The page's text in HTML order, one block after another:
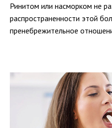
Ринитом или насморком не
распространенности этой
пренебрежительное